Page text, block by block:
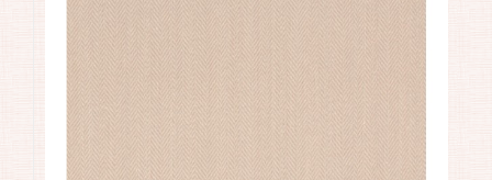
Флизелин
Раппорт: